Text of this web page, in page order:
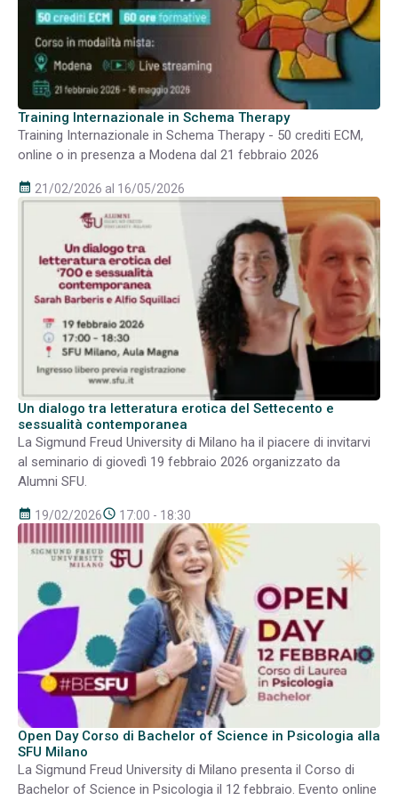
Training Internazionale in Schema Therapy
Training Internazionale in Schema Therapy - 50 crediti ECM,
online o in presenza a Modena dal 21 febbraio 2026
calendar_month 21/02/2026 al 16/05/2026
Un dialogo tra letteratura erotica del Settecento e
sessualità contemporanea
La Sigmund Freud University di Milano ha il piacere di invitarvi
al seminario di giovedì 19 febbraio 2026 organizzato da
Alumni SFU.
calendar_month 19/02/2026schedule 17:00 - 18:30
Open Day Corso di Bachelor of Science in Psicologia alla
SFU Milano
La Sigmund Freud University di Milano presenta il Corso di
Bachelor of Science in Psicologia il 12 febbraio. Evento online